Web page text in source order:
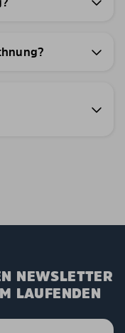
NEWSLETTER
LAUFENDEN